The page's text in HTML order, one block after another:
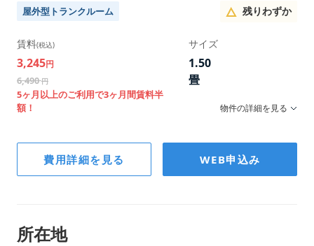
屋外型トランクルーム 残りわずか
賃料(税込)
3,245円
6,490円
5ヶ月以上のご利用で3ヶ月間賃料半
額！
サイズ
1.50
畳
物件の詳細を見る
階数
費用詳細を見る WEB申込み
所在地